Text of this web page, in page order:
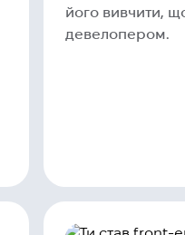
його вивчити,
девелопером.